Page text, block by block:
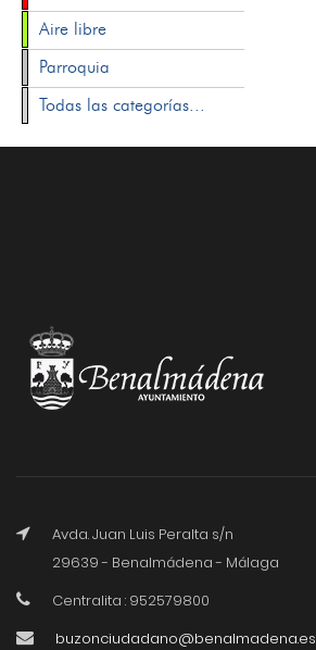
Aire libre
Parroquia
Todas las categorías...
Avda. Juan Luis Peralta s/n
29639 - Benalmádena - Málaga
Centralita : 952579800
buzonciudadano@benalmadena.es